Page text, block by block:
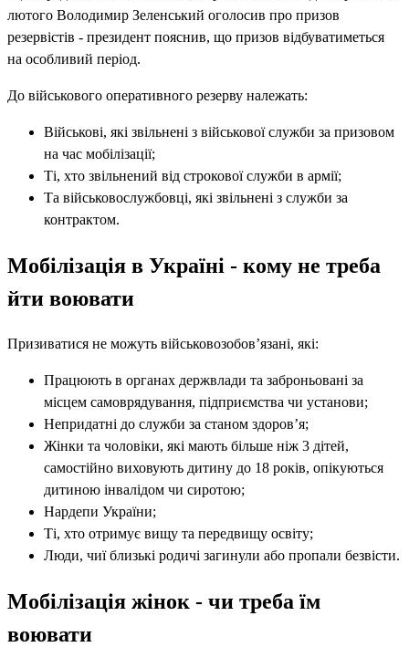
лютого Володимир Зеленський оголосив про призов
резервістів - президент пояснив, що призов відбуватиметься
на особливий період.
До військового оперативного резерву належать:
Військові, які звільнені з військової служби за призовом
на час мобілізації;
Ті, хто звільнений від строкової служби в армії;
Та військовослужбовці, які звільнені з служби за
контрактом.
Мобілізація в Україні - кому не треба
йти воювати
Призиватися не можуть військовозобов’язані, які:
Працюють в органах держвлади та заброньовані за
місцем самоврядування, підприємства чи установи;
Непридатні до служби за станом здоров’я;
Жінки та чоловіки, які мають більше ніж 3 дітей,
самостійно виховують дитину до 18 років, опікуються
дитиною інвалідом чи сиротою;
Нардепи України;
Ті, хто отримує вищу та передвищу освіту;
Люди, чиї близькі родичі загинули або пропали безвісти.
Мобілізація жінок - чи треба їм
воювати